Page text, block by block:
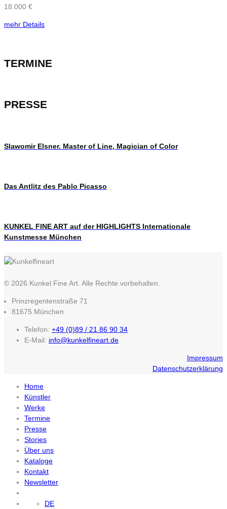
18.000 €
mehr Details
TERMINE
PRESSE
Slawomir Elsner. Master of Line, Magician of Color
Das Antlitz des Pablo Picasso
KUNKEL FINE ART auf der HIGHLIGHTS Internationale
Kunstmesse München
© 2026 Kunkel Fine Art. Alle Rechte vorbehalten.
Prinzregentenstraße 71
81675 München
Telefon: +49 (0)89 / 21 86 90 34
E-Mail: info@kunkelfineart.de
Impressum
Datenschutzerklärung
Home
Künstler
Werke
Termine
Presse
Stories
Über uns
Kataloge
Kontakt
Newsletter
DE